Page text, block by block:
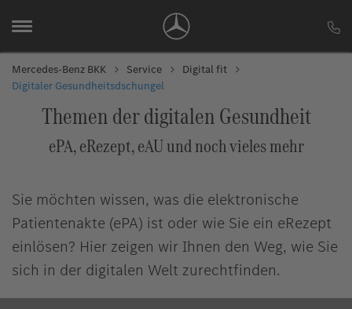
Mercedes-Benz BKK Service
Digital fit
Digitaler Gesundheitsdschungel
Themen der digitalen Gesundheit
ePA, eRezept, eAU und noch vieles mehr
Sie möchten wissen, was die elektronische
Patientenakte (ePA) ist oder wie Sie ein eRezept
einlösen? Hier zeigen wir Ihnen den Weg, wie Sie
sich in der digitalen Welt zurechtfinden.